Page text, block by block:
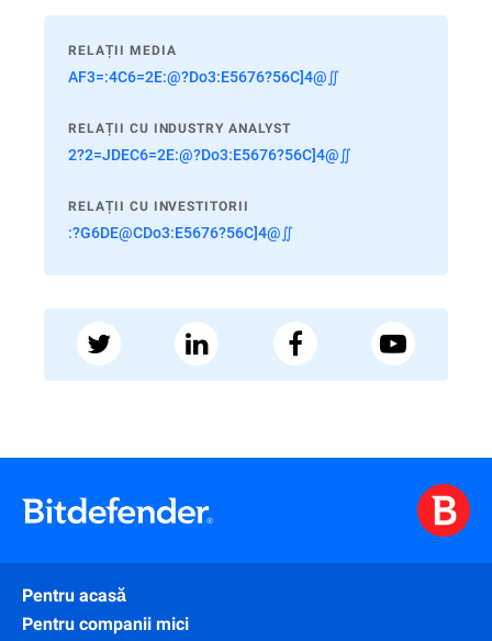
RELAȚII MEDIA
AF3=:4C6=2E:@?Do3:E5676?56C]4@∬
RELAȚII CU INDUSTRY ANALYST
2?2=JDEC6=2E:@?Do3:E5676?56C]4@∬
RELAȚII CU INVESTITORII
:?G6DE@CDo3:E5676?56C]4@∬
Pentru acasă
Pentru companii mici